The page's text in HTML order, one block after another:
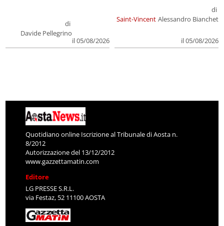
di
Davide Pellegrino
il 05/08/2026
Saint-Vincent
di
Alessandro Bianchet
il 05/08/2026
Quotidiano online Iscrizione al Tribunale di Aosta n.
8/2012
Autorizzazione del 13/12/2012
www.gazzettamatin.com
Editore
LG PRESSE S.R.L.
via Festaz, 52 11100 AOSTA